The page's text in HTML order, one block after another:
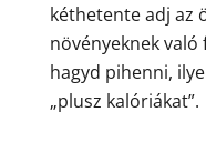
kéthetente adj az
növényeknek
hagyd pihenni,
„plusz kalóriákat”.